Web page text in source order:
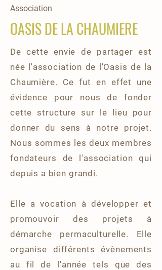
Association
OASIS DE LA CHAUMIERE
De cette envie de partager est
née l'association de l'Oasis de la
Chaumière. Ce fut en effet une
évidence pour nous de fonder
cette structure sur le lieu pour
donner du sens à notre projet.
Nous sommes les deux membres
fondateurs de l'association qui
depuis a bien grandi.
Elle a vocation à développer et
promouvoir des projets à
démarche permaculturelle. Elle
organise différents évènements
au fil de l'année tels que des